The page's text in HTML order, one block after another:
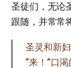
圣徒们，无论
跟随，并常常
圣灵和新
“来！”口